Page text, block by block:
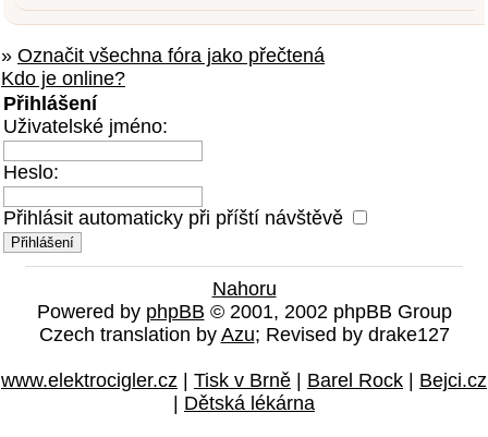
» Označit všechna fóra jako přečtená
Kdo je online?
Přihlášení
Uživatelské jméno:
Heslo:
Přihlásit automaticky při příští návštěvě
Nahoru
Powered by phpBB © 2001, 2002 phpBB Group
Czech translation by Azu; Revised by drake127
www.elektrocigler.cz | Tisk v Brně | Barel Rock | Bejci.cz
| Dětská lékárna